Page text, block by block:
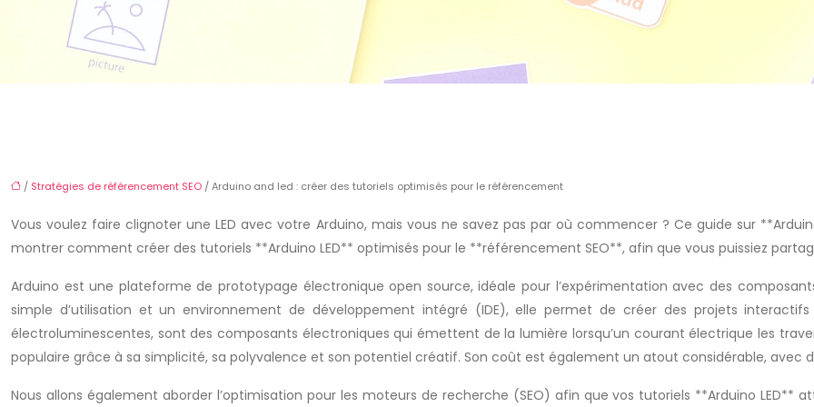
/ Stratégies de référencement SEO / Arduino and led : créer des tutoriels optimisés pour le référencement
Vous voulez faire clignoter une LED avec votre Arduino, mais vous ne savez pas par où commencer ? Ce guide sur
montrer comment créer des tutoriels **Arduino LED** optimisés pour le **référencement SEO**, afin que vous puissiez
Arduino est une plateforme de prototypage électronique open source, idéale pour l’expérimentation avec des
simple d’utilisation et un environnement de développement intégré (IDE), elle permet de créer des projets
électroluminescentes, sont des composants électroniques qui émettent de la lumière lorsqu’un courant électrique les
populaire grâce à sa simplicité, sa polyvalence et son potentiel créatif. Son coût est également un atout considérable, avec
Nous allons également aborder l’optimisation pour les moteurs de recherche (SEO) afin que vos tutoriels **Arduino